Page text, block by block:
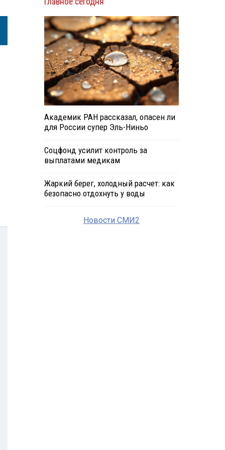
Академик РАН рассказал, опасен ли
для России супер Эль-Ниньо
Соцфонд усилит контроль за
выплатами медикам
Жаркий берег, холодный расчет: как
безопасно отдохнуть у воды
Новости СМИ2